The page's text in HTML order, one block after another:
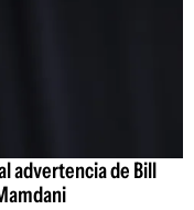
advertencia de Bill